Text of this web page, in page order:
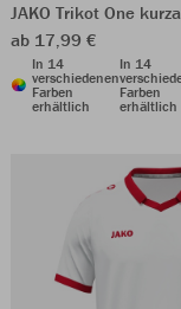
JAKO Trikot One
ab 17,99 €
In 14
verschiedenen
Farben
erhältlich
In 14
Farben
erhältlich